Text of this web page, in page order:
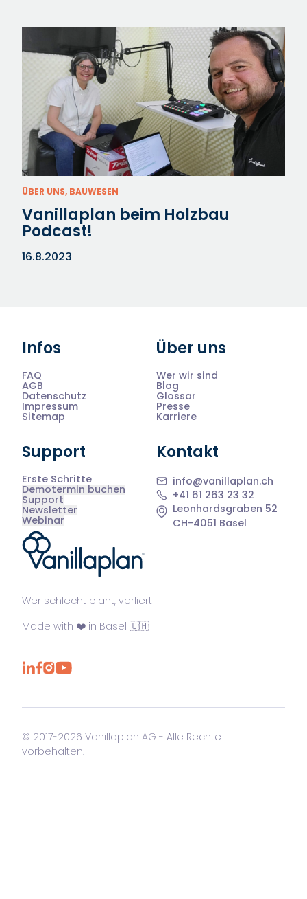
ÜBER UNS, BAUWESEN
Vanillaplan beim Holzbau
Podcast!
16.8.2023
®
Wer schlecht plant, verliert
Made with ❤️ in Basel 🇨🇭
Infos
FAQ
AGB
Datenschutz
Impressum
Sitemap
Über uns
Wer wir sind
Blog
Glossar
Presse
Karriere
Support
Erste Schritte
Demotermin buchen
Support
Newsletter
Webinar
Kontakt
info@vanillaplan.ch
+41 61 263 23 32
Leonhardsgraben 52
CH-4051 Basel
© 2017-2026 Vanillaplan AG - Alle Rechte
vorbehalten.